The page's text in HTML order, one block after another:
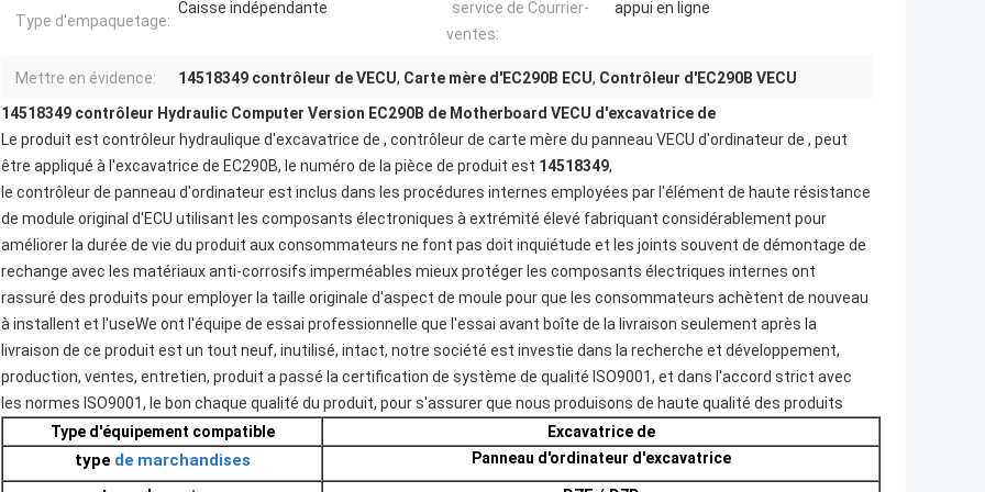
Type d'empaquetage:
Caisse indépendante
service de Courrier-
ventes:
appui en ligne
Mettre en évidence: 14518349 contrôleur de VECU, Carte mère d'EC290B ECU, Contrôleur d'EC290B VECU
14518349 contrôleur Hydraulic Computer Version EC290B de Motherboard VECU d'excavatrice de
Le produit est contrôleur hydraulique d'excavatrice de , contrôleur de carte mère du panneau VECU d'ordinateur de , peut
être appliqué à l'excavatrice de EC290B, le numéro de la pièce de produit est 14518349,
le contrôleur de panneau d'ordinateur est inclus dans les procédures internes employées par l'élément de haute résistance
de module original d'ECU utilisant les composants électroniques à extrémité élevé fabriquant considérablement pour
améliorer la durée de vie du produit aux consommateurs ne font pas doit inquiétude et les joints souvent de démontage de
rechange avec les matériaux anti-corrosifs imperméables mieux protéger les composants électriques internes ont
rassuré des produits pour employer la taille originale d'aspect de moule pour que les consommateurs achètent de nouveau
à installent et l'useWe ont l'équipe de essai professionnelle que l'essai avant boîte de la livraison seulement après la
livraison de ce produit est un tout neuf, inutilisé, intact, notre société est investie dans la recherche et développement,
production, ventes, entretien, produit a passé la certification de système de qualité ISO9001, et dans l'accord strict avec
les normes ISO9001, le bon chaque qualité du produit, pour s'assurer que nous produisons de haute qualité des produits
Type d'équipement compatible
Excavatrice de
type de marchandises Panneau d'ordinateur d'excavatrice